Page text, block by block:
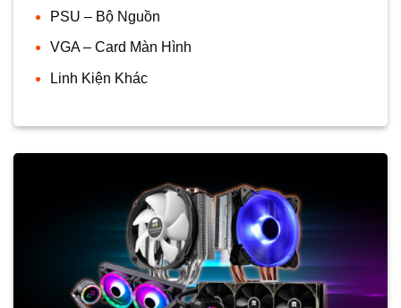
PSU – Bộ Nguồn
VGA – Card Màn Hình
Linh Kiện Khác